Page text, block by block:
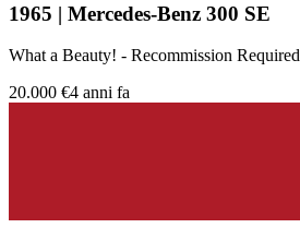
1965 | Mercedes-Benz 300 SE
What a Beauty! - Recommission Required
20.000 €4 anni fa